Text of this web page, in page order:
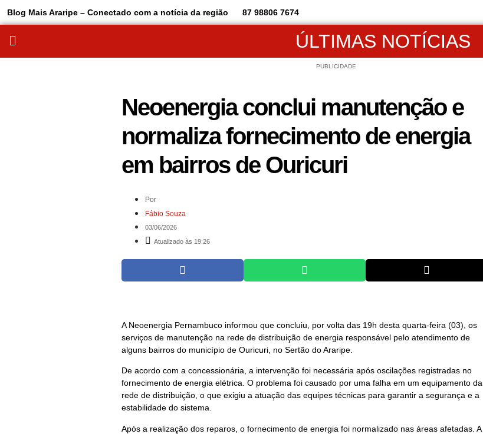
Blog Mais Araripe – Conectado com a notícia da região 87 98806 7674
ÚLTIMAS NOTÍCIAS
PUBLICIDADE
Neoenergia conclui manutenção e
normaliza fornecimento de energia
em bairros de Ouricuri
Por
Fábio Souza
03/06/2026
Atualizado às 19:26
A Neoenergia Pernambuco informou que concluiu, por volta das 19h desta quarta-feira (03), os
serviços de manutenção na rede de distribuição de energia responsável pelo atendimento de
alguns bairros do município de Ouricuri, no Sertão do Araripe.
De acordo com a concessionária, a intervenção foi necessária após oscilações registradas no
fornecimento de energia elétrica. O problema foi causado por uma falha em um equipamento da
rede de distribuição, o que exigiu a atuação das equipes técnicas para garantir a segurança e a
estabilidade do sistema.
Após a realização dos reparos, o fornecimento de energia foi normalizado nas áreas afetadas. A